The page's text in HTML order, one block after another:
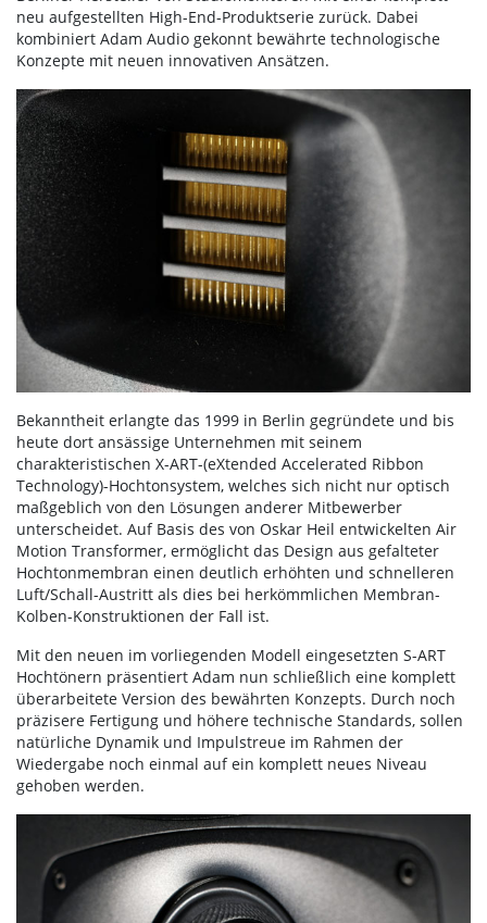
neu aufgestellten High-End-Produktserie zurück. Dabei
kombiniert Adam Audio gekonnt bewährte technologische
Konzepte mit neuen innovativen Ansätzen.
Bekanntheit erlangte das 1999 in Berlin gegründete und bis
heute dort ansässige Unternehmen mit seinem
charakteristischen X-ART-(eXtended Accelerated Ribbon
Technology)-Hochtonsystem, welches sich nicht nur optisch
maßgeblich von den Lösungen anderer Mitbewerber
unterscheidet. Auf Basis des von Oskar Heil entwickelten Air
Motion Transformer, ermöglicht das Design aus gefalteter
Hochtonmembran einen deutlich erhöhten und schnelleren
Luft/Schall-Austritt als dies bei herkömmlichen Membran-
Kolben-Konstruktionen der Fall ist.
Mit den neuen im vorliegenden Modell eingesetzten S-ART
Hochtönern präsentiert Adam nun schließlich eine komplett
überarbeitete Version des bewährten Konzepts. Durch noch
präzisere Fertigung und höhere technische Standards, sollen
natürliche Dynamik und Impulstreue im Rahmen der
Wiedergabe noch einmal auf ein komplett neues Niveau
gehoben werden.